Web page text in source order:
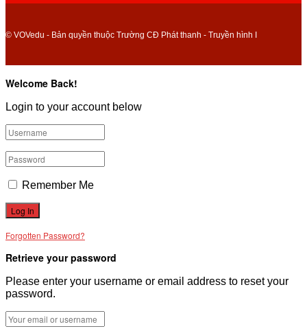
© VOVedu - Bản quyền thuộc Trường CĐ Phát thanh - Truyền hình I
Welcome Back!
Login to your account below
Remember Me
Forgotten Password?
Retrieve your password
Please enter your username or email address to reset your
password.